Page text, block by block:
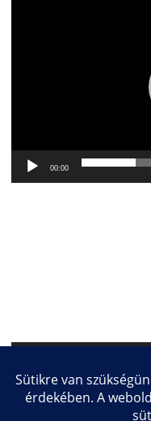
00:00
Copyright © 2026